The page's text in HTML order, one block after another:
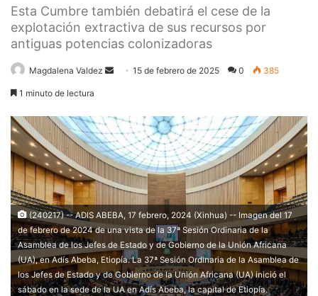
Esta Cumbre también debatirá el cese de la
explotación extractiva de sus recursos por
antiguas potencias colonizadoras
Magdalena Valdez
Send15 de febrero de 2025 0 385
1 minuto de lectura
(240217) -- ADIS ABEBA, 17 febrero, 2024 (Xinhua) -- Imagen del 17
de febrero de 2024 de una vista de la 37ª Sesión Ordinaria de la
Asamblea de los Jefes de Estado y de Gobierno de la Unión Africana
(UA), en Adís Abeba, Etiopía. La 37ª Sesión Ordinaria de la Asamblea de
los Jefes de Estado y de Gobierno de la Unión Africana (UA) inició el
sábado en la sede de la UA en Adís Abeba, la capital de Etiopía.